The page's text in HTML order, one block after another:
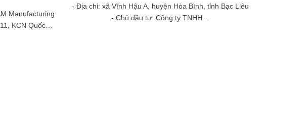
Manufacturing
KCN Quốc…
- Địa chỉ: xã Vĩnh Hậu A, huyện Hòa Bình, tỉnh Bạc Liêu
- Chủ đầu tư: Công ty TNHH…